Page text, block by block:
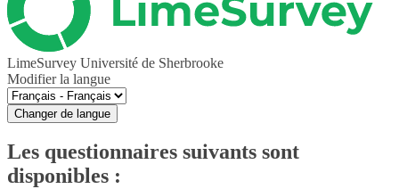
LimeSurvey Université de Sherbrooke
Modifier la langue
Changer de langue
Les questionnaires suivants sont
disponibles :